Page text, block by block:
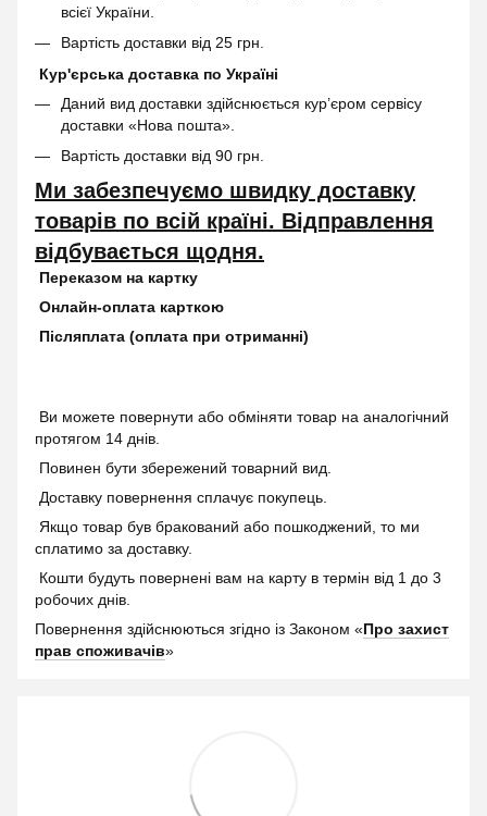
всієї України.
Вартість доставки від 25 грн.
Кур'єрська доставка по Україні
Даний вид доставки здійснюється кур’єром сервісу
доставки «Нова пошта».
Вартість доставки від 90 грн.
Ми забезпечуємо швидку доставку
товарів по всій країні. Відправлення
відбувається щодня.
Переказом на картку
Онлайн-оплата карткою
Післяплата (оплата при отриманні)
Ви можете повернути або обміняти товар на аналогічний
протягом 14 днів.
Повинен бути збережений товарний вид.
Доставку повернення сплачує покупець.
Якщо товар був бракований або пошкоджений, то ми
сплатимо за доставку.
Кошти будуть повернені вам на карту в термін від 1 до 3
робочих днів.
Повернення здійснюються згідно із Законом «Про захист
прав споживачів»